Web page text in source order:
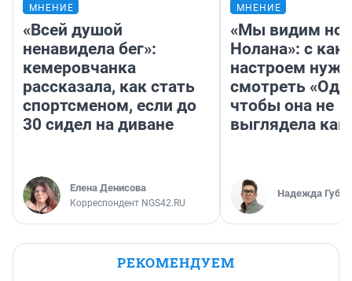
МНЕНИЕ
«Всей душой
ненавидела бег»:
кемеровчанка
рассказала, как стать
спортсменом, если до
30 сидел на диване
Елена Денисова
Корреспондент NGS42.RU
МНЕНИЕ
«Мы видим
Нолана»: с
настроем
смотреть
чтобы она не
выглядела как
Надежда
РЕКОМЕНДУЕМ